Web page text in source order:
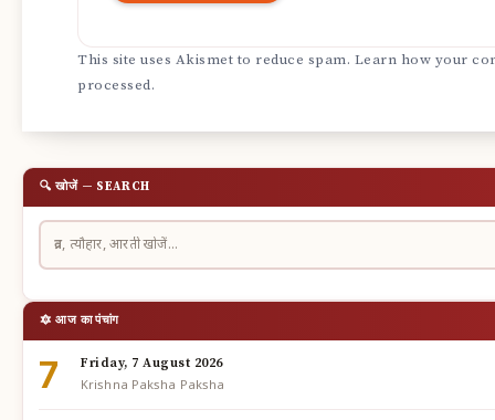
This site uses Akismet to reduce spam. Learn how your
processed.
🔍 खोजें — SEARCH
🔯 आज का पंचांग
7 Friday, 7 August 2026
Krishna Paksha Paksha